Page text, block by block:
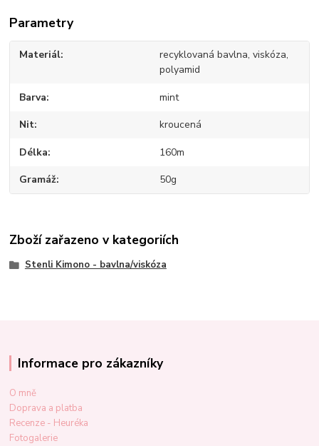
Parametry
Materiál
recyklovaná bavlna, viskóza,
polyamid
Barva mint
Nit kroucená
Délka 160m
Gramáž 50g
Zboží zařazeno v kategoriích
Stenli Kimono - bavlna/viskóza
Informace pro zákazníky
O mně
Doprava a platba
Recenze - Heuréka
Fotogalerie